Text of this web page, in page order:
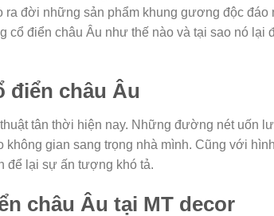
đời những sản phẩm khung gương độc đáo
điển châu Âu như thế nào và tại sao nó lại
điển châu Âu
tân thời hiện nay. Những đường nét uốn
gian sang trọng nhà mình. Cũng với
để lại sự ấn tượng khó tả.
châu Âu tại MT decor